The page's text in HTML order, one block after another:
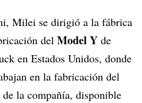
Milei se dirigió a la fábrica
del Model Y de
en Estados Unidos, donde
en la fabricación del
la compañía, disponible